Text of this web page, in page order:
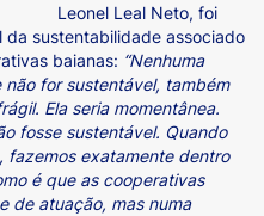
Leonel Leal Neto, foi
sustentabilidade associado
baianas: “Nenhuma
for sustentável, também
Ela seria momentânea.
fosse sustentável. Quando
fazemos exatamente dentro
é que as cooperativas
de atuação, mas numa